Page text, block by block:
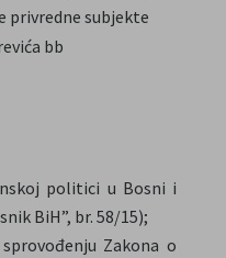
privredne subjekte
bb
politici u Bosni i
BiH”, br. 58/15);
Zakona o